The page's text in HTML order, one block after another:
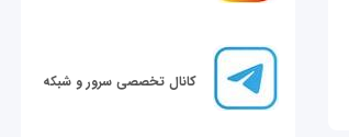
کانال تخصصی سرور و شبکه